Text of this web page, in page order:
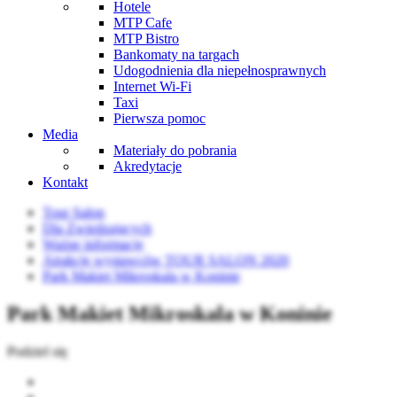
Hotele
MTP Cafe
MTP Bistro
Bankomaty na targach
Udogodnienia dla niepełnosprawnych
Internet Wi-Fi
Taxi
Pierwsza pomoc
Media
Materiały do pobrania
Akredytacje
Kontakt
Tour Salon
Dla Zwiedzających
Ważne informacje
Atrakcje wystawców TOUR SALON 2020
Park Makiet Mikroskala w Koninie
Park Makiet Mikroskala w Koninie
Podziel się